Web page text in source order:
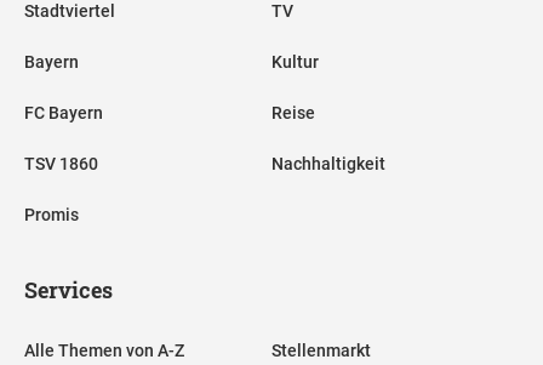
Stadtviertel
Bayern
FC Bayern
TSV 1860
Promis
TV
Kultur
Reise
Nachhaltigkeit
Services
Alle Themen von A-Z Stellenmarkt